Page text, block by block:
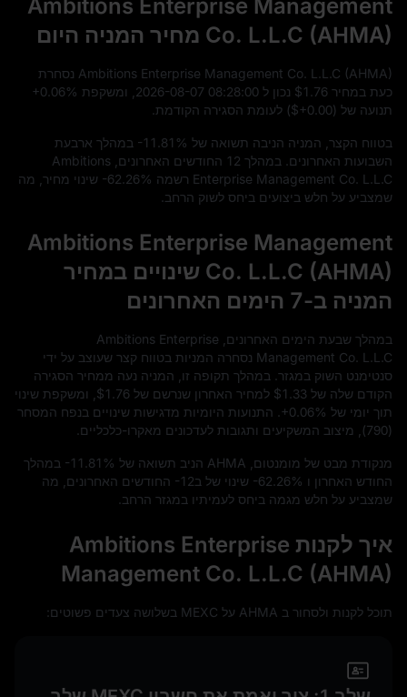
Ambitions Enterprise Management
Co. L.L.C (AHMA) מחיר המניה היום
Ambitions Enterprise Management Co. L.L.C (AHMA) נסחרת
כעת במחיר $1.76 נכון ל 2026-08-07 08:28:00 , ומשקפת +0.06%
תנועה של ($+0.00) לעומת הסגירה הקודמת.
בטווח הקצר, המניה הניבה תשואה של -11.81% במהלך ארבעת
השבועות האחרונים. במהלך 12
החודשים האחרונים, Ambitions
Enterprise Management Co. L.L.C רשמה
-62.26% שינוי מחיר, מה
שמצביע על חלש ביצועים ביחס לשוק הרחב.
Ambitions Enterprise Management
Co. L.L.C (AHMA) שינויים במחיר
המניה ב-7 הימים האחרונים
במהלך שבעת הימים האחרונים, Ambitions Enterprise
Management Co. L.L.C נסחרה המניות בטווח קצר שעוצב על ידי
סנטימנט השוק במגזר. במהלך תקופה זו, המניה נעה ממחיר הסגירה
הקודם שלה של $1.33 למחיר האחרון שנרשם של $1.76 , ומשקפת שינוי
תוך יומי של +0.06% . התנועות היומיות מדגישות שינויים בנפח המסחר
(
790), מיצוב המשקיעים ותגובות לעדכונים מאקרו-כלכליים.
מנקודת מבט של מומנטום, AHMA הניב תשואה של -11.81% במהלך
החודש האחרון ו -62.26% שינוי של ב-12 החודשים האחרונים, מה
שמצביע על חלש מגמה ביחס לעמיתיו במגזר הרחב.
איך לקנות Ambitions Enterprise
Management Co. L.L.C (AHMA)
תוכל לקנות ולסחור ב AHMA על MEXC בשלושה צעדים פשוטים: